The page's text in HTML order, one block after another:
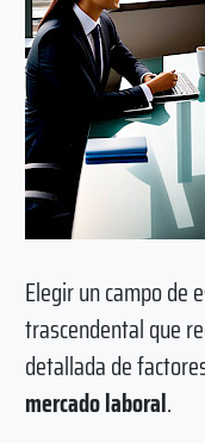
Elegir un campo de
trascendental que
detallada de
mercado laboral.